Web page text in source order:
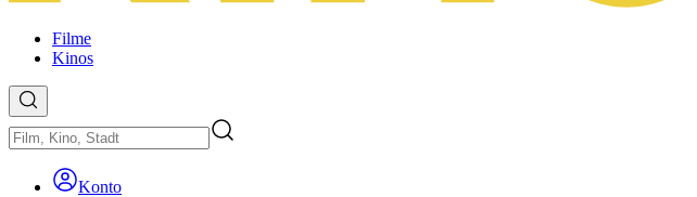
Filme
Kinos
Konto